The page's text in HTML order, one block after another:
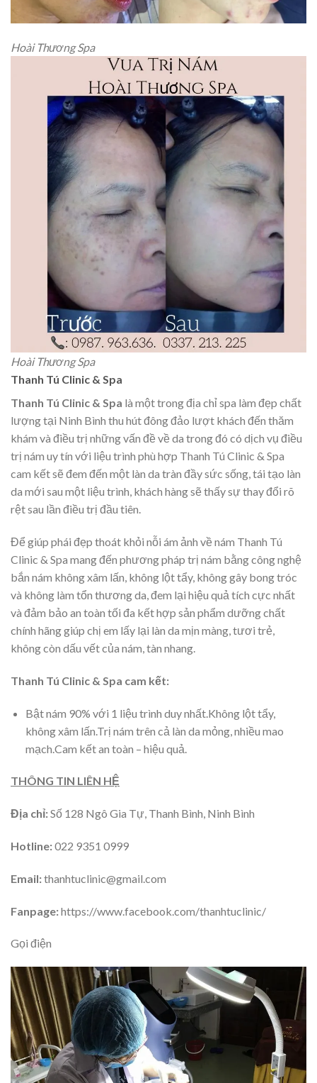
Hoài Thương Spa
Hoài Thương Spa
Thanh Tú Clinic & Spa
Thanh Tú Clinic & Spa là một trong địa chỉ spa làm đẹp chất
lượng tại Ninh Bình thu hút đông đảo lượt khách đến thăm
khám và điều trị những vấn đề về da trong đó có dịch vụ điều
trị nám uy tín với liệu trình phù hợp Thanh Tú Clinic & Spa
cam kết sẽ đem đến một làn da tràn đầy sức sống, tái tạo làn
da mới sau một liệu trình, khách hàng sẽ thấy sự thay đổi rõ
rệt sau lần điều trị đầu tiên.
Để giúp phái đẹp thoát khỏi nỗi ám ảnh về nám Thanh Tú
Clinic & Spa mang đến phương pháp trị nám bằng công nghệ
bắn nám không xâm lấn, không lột tẩy, không gây bong tróc
và không làm tổn thương da, đem lại hiệu quả tích cực nhất
và đảm bảo an toàn tối đa kết hợp sản phẩm dưỡng chất
chính hãng giúp chị em lấy lại làn da mịn màng, tươi trẻ,
không còn dấu vết của nám, tàn nhang.
Thanh Tú Clinic & Spa cam kết:
Bật nám 90% với 1 liệu trình duy nhất.Không lột tẩy,
không xâm lấn.Trị nám trên cả làn da mỏng, nhiều mao
mạch.Cam kết an toàn – hiệu quả.
THÔNG TIN LIÊN HỆ
Địa chỉ:Số 128 Ngô Gia Tự, Thanh Bình, Ninh Bình
Hotline:022 9351 0999
Email:thanhtuclinic@gmail.com
Fanpage:https://www.facebook.com/thanhtuclinic/
Gọi điện